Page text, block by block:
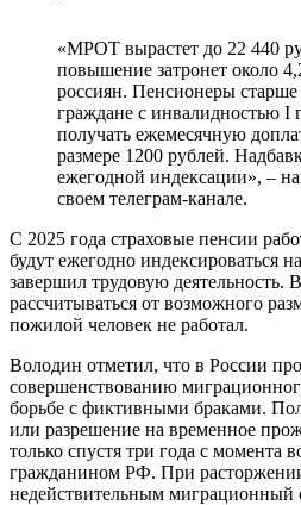
«МРОТ вырастет до 22 440
повышение затронет около
россиян. Пенсионеры старше
граждане с инвалидностью I
получать ежемесячную
размере 1200 рублей.
ежегодной индексации», –
своем телеграм-канале.
С 2025 года страховые пенсии
будут ежегодно индексироваться
завершил трудовую деятельность.
рассчитываться от возможного
пожилой человек не работал.
Володин отметил, что в России
совершенствованию
борьбе с фиктивными браками.
или разрешение на временное
только спустя три года с момента
гражданином РФ. При
недействительным миграционный